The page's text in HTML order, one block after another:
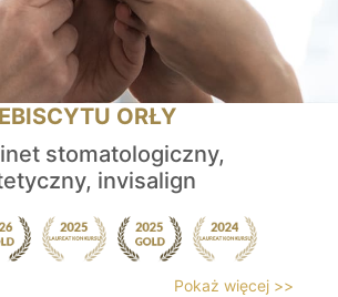
ORŁY
stomatologiczny,
invisalign
Pokaż więcej >>